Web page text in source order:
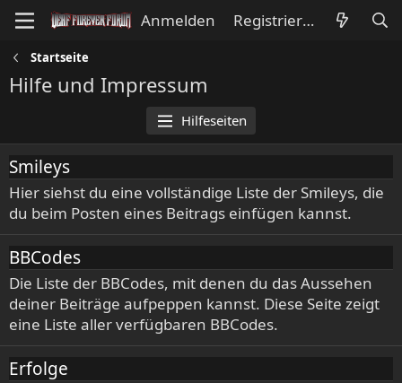
Anmelden Registrieren
Startseite
Hilfe und Impressum
Hilfeseiten
Smileys
Hier siehst du eine vollständige Liste der Smileys, die
du beim Posten eines Beitrags einfügen kannst.
BBCodes
Die Liste der BBCodes, mit denen du das Aussehen
deiner Beiträge aufpeppen kannst. Diese Seite zeigt
eine Liste aller verfügbaren BBCodes.
Erfolge